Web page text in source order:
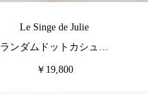
Le Singe de Julie
ランダムドットカシュ…
￥19,800